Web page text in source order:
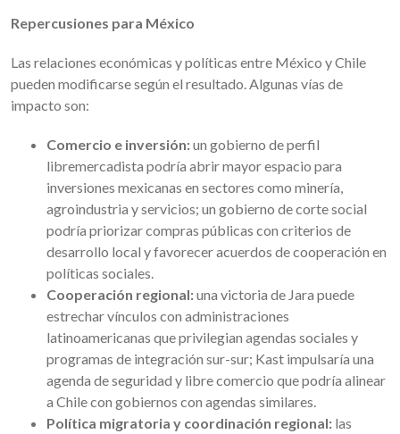
Repercusiones para México
Las relaciones económicas y políticas entre México y Chile
pueden modificarse según el resultado. Algunas vías de
impacto son:
Comercio e inversión:un gobierno de perfil
libremercadista podría abrir mayor espacio para
inversiones mexicanas en sectores como minería,
agroindustria y servicios; un gobierno de corte social
podría priorizar compras públicas con criterios de
desarrollo local y favorecer acuerdos de cooperación en
políticas sociales.
Cooperación regional:una victoria de Jara puede
estrechar vínculos con administraciones
latinoamericanas que privilegian agendas sociales y
programas de integración sur-sur; Kast impulsaría una
agenda de seguridad y libre comercio que podría alinear
a Chile con gobiernos con agendas similares.
Política migratoria y coordinación regional: las